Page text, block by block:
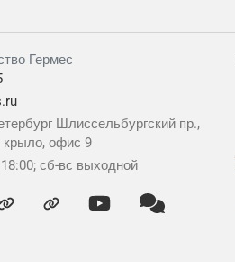
Гермес
Шлиссельбургский пр.,
крыло, офис 9
сб-вс выходной